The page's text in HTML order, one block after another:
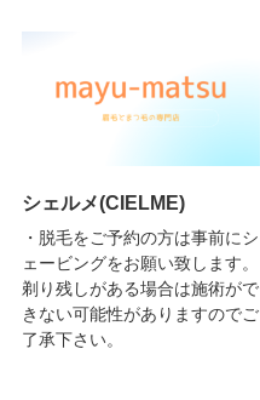
シェルメ(CIELME)
・脱毛をご予約の方は事前にシ
ェービングをお願い致します。
剃り残しがある場合は施術がで
きない可能性がありますのでご
了承下さい。